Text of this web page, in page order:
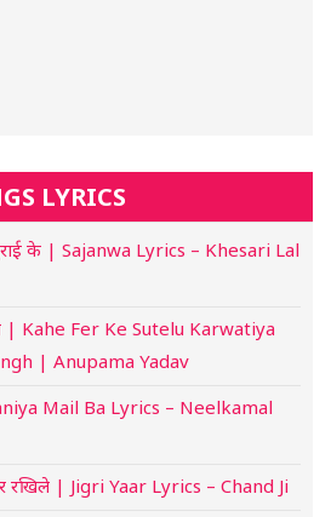
LYRICS
के | Sajanwa Lyrics – Khesari Lal
| Kahe Fer Ke Sutelu Karwatiya
| Anupama Yadav
Mail Ba Lyrics – Neelkamal
रखिले | Jigri Yaar Lyrics – Chand Ji